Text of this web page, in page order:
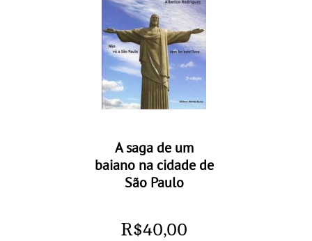
A saga de um
baiano na cidade de
São Paulo
R$40,00